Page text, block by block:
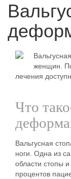
женщин.
лечения
Что
Вальгусная
ноги. Одна из
области стопы
процентов